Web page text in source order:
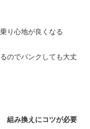
り心地が良くなる
のでパンクしても大丈
み換えにコツが必要